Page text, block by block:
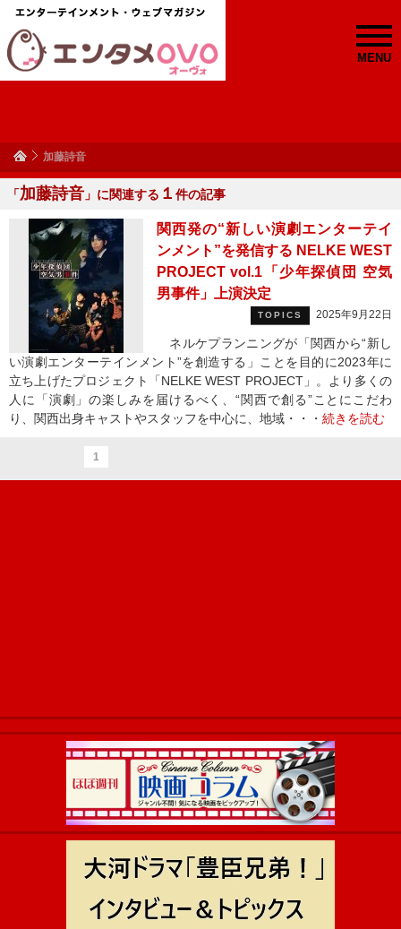
MENU
加藤詩音
「加藤詩音 」に関連する １ 件の記事
関西発の“新しい演劇エンターテイ
ンメント”を発信する NELKE WEST
PROJECT vol.1「少年探偵団 空気
男事件」上演決定
TOPICS 2025年9月22日
ネルケプランニングが「関西から“新し
い演劇エンターテインメント”を創造する」ことを目的に2023年に
立ち上げたプロジェクト「NELKE WEST PROJECT」。より多くの
人に「演劇」の楽しみを届けるべく、“関西で創る”ことにこだわ
り、関西出身キャストやスタッフを中心に、地域・・・ 続きを読む
1